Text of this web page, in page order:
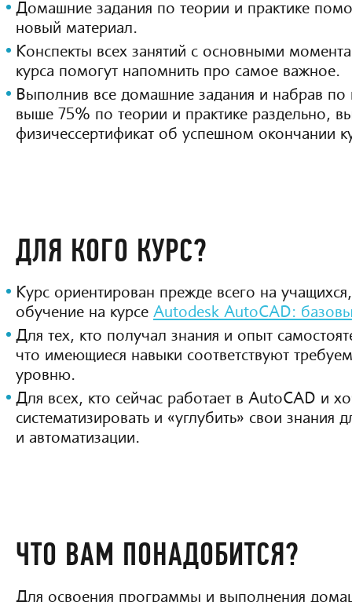
Домашние задания по теории и практике
новый материал.
Конспекты всех занятий с основными
курса помогут напомнить про самое важное.
Выполнив все домашние задания и набрав по
выше 75% по теории и практике раздельно,
физичессертификат об успешном окончании
ДЛЯ КОГО КУРС?
Курс ориентирован прежде всего на
обучение на курсе Autodesk AutoCAD:
Для тех, кто получал знания и опыт
что имеющиеся навыки соответствуют
уровню.
Для всех, кто сейчас работает в AutoCAD и
систематизировать и «углубить» свои знания
и автоматизации.
ЧТО ВАМ ПОНАДОБИТСЯ?
Для освоения программы и выполнения